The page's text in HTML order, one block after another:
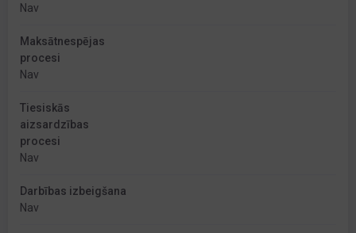
Nav
Maksātnespējas
procesi
Nav
Tiesiskās
aizsardzības
procesi
Nav
Darbības izbeigšana
Nav